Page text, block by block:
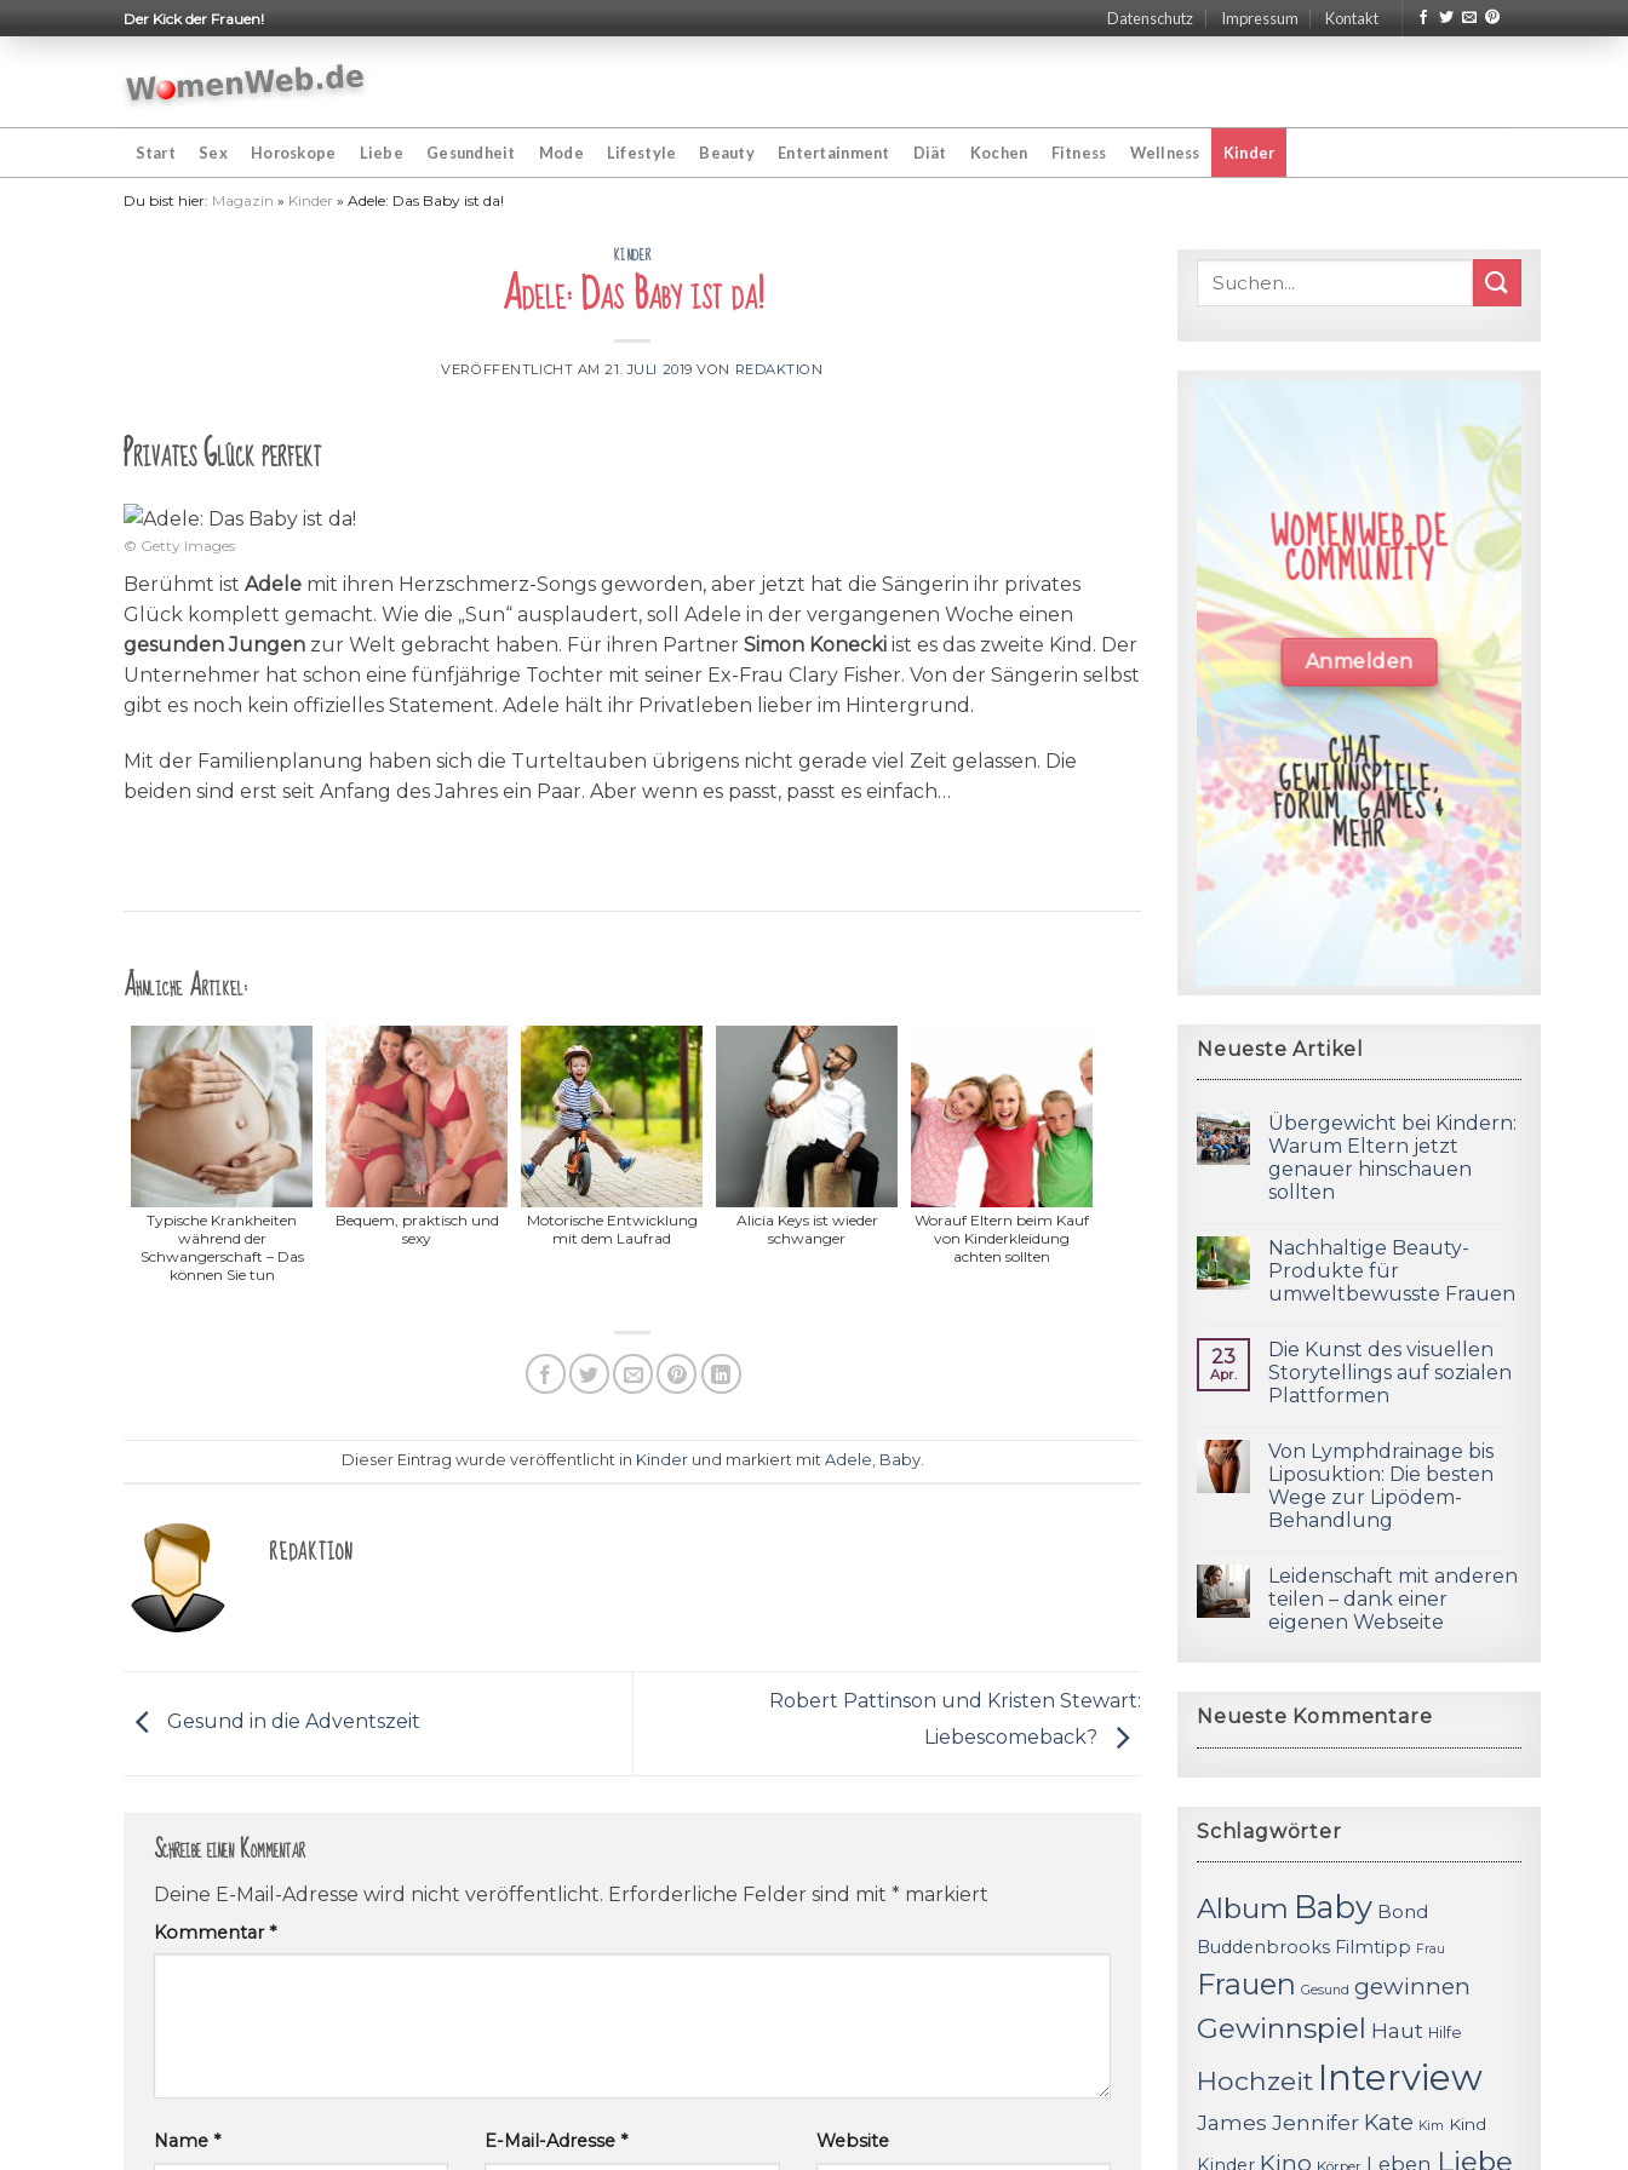
to
Der Kick der Frauen! Datenschutz Impressum Kontakt
Start Sex Horoskope Liebe Gesundheit Mode Lifestyle Beauty Entertainment Diät Kochen Fitness Wellness Kinder
Du bist hier: Magazin » Kinder » Adele: Das Baby ist da!
KINDER
Adele: Das Baby ist da!
VERÖFFENTLICHT AM21. JULI 2019 VON REDAKTION
Privates Glück perfekt
© Getty Images
Berühmt ist Adele mit ihren Herzschmerz-Songs geworden, aber jetzt hat die Sängerin ihr privates
Glück komplett gemacht. Wie die „Sun“ ausplaudert, soll Adele in der vergangenen Woche einen
gesunden Jungen zur Welt gebracht haben. Für ihren Partner Simon Konecki ist es das zweite Kind. Der
Unternehmer hat schon eine fünfjährige Tochter mit seiner Ex-Frau Clary Fisher. Von der Sängerin selbst
gibt es noch kein offizielles Statement. Adele hält ihr Privatleben lieber im Hintergrund.
Mit der Familienplanung haben sich die Turteltauben übrigens nicht gerade viel Zeit gelassen. Die
beiden sind erst seit Anfang des Jahres ein Paar. Aber wenn es passt, passt es einfach…
Ähnliche Artikel:
Typische Krankheiten
während der
Schwangerschaft – Das
können Sie tun
Bequem, praktisch und
sexy
Motorische Entwicklung
mit dem Laufrad
Alicia Keys ist wieder
schwanger
Worauf Eltern beim Kauf
von Kinderkleidung
achten sollten
Dieser Eintrag wurde veröffentlicht in Kinderund markiert mit Adele, Baby.
REDAKTION
Gesund in die Adventszeit
Robert Pattinson und Kristen Stewart:
Liebescomeback?
Schreibe einen Kommentar
Deine E-Mail-Adresse wird nicht veröffentlicht. Erforderliche Felder sind mit * markiert
Kommentar*
Name * E-Mail-Adresse* Website
WOMENWEB.DE
COMMUNITY
Anmelden
CHAT,
GEWINNSPIELE,
FORUM, GAMES &
MEHR
Neueste Artikel
Übergewicht bei Kindern:
Warum Eltern jetzt
genauer hinschauen
sollten
Nachhaltige Beauty-
Produkte für
umweltbewusste Frauen
23
Apr.
Die Kunst des visuellen
Storytellings auf sozialen
Plattformen
Von Lymphdrainage bis
Liposuktion: Die besten
Wege zur Lipödem-
Behandlung
Leidenschaft mit anderen
teilen – dank einer
eigenen Webseite
Neueste Kommentare
Schlagwörter
Album Baby Bond
Buddenbrooks Filmtipp Frau
Frauen Gesund gewinnen
Gewinnspiel Haut Hilfe
Hochzeit Interview
James Jennifer Kate Kim Kind
Kino Leben Liebe